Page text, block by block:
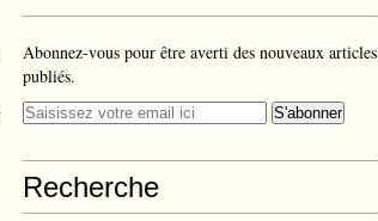
Abonnez-vous pour être averti des nouveaux articles
publiés.
Recherche